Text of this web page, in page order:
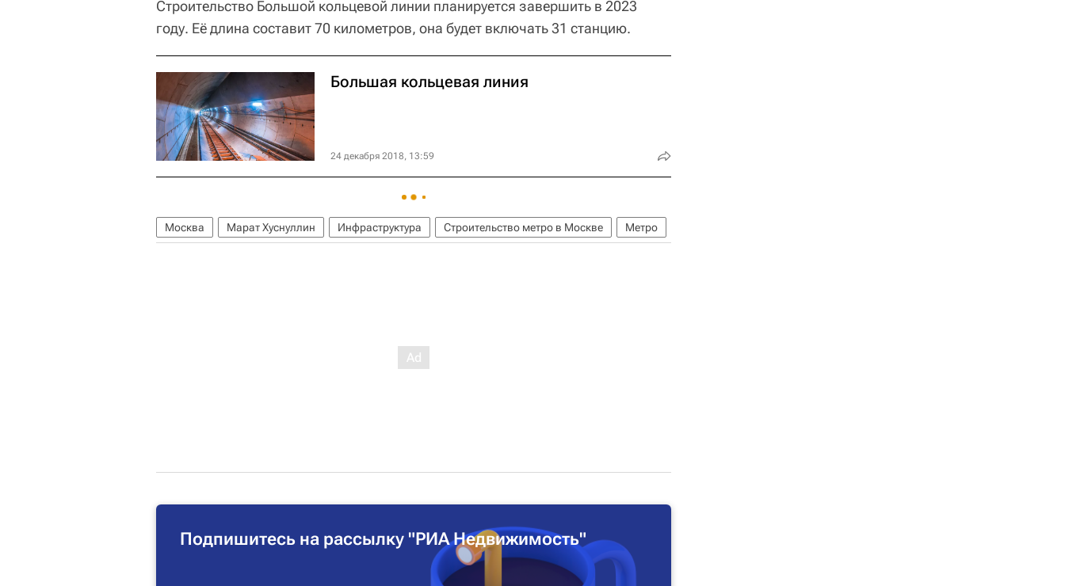
Строительство Большой кольцевой линии планируется завершить в 2023
году. Её длина составит 70 километров, она будет включать 31 станцию.
Большая кольцевая линия
24 декабря 2018, 13:59
Москва Марат Хуснуллин Инфраструктура Строительство метро в Москве Метро
Подпишитесь на рассылку "РИА Недвижимость"